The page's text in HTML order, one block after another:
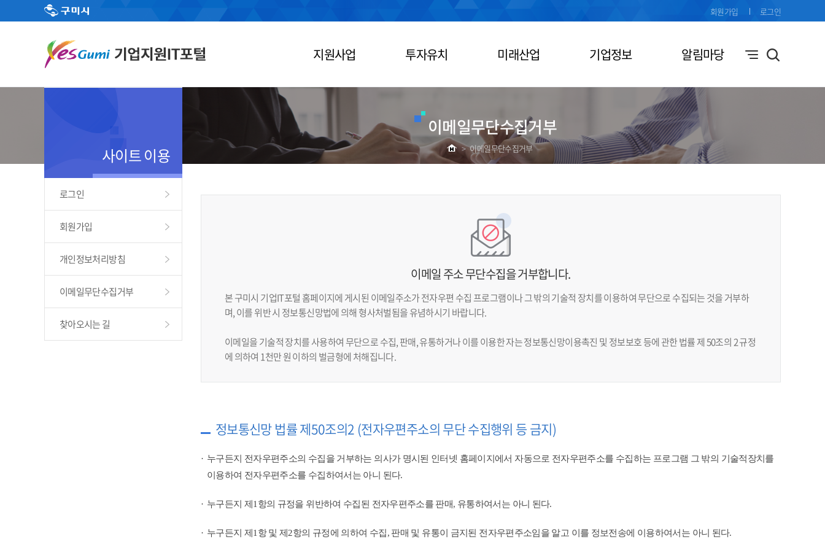
지원사업 투자유치 미래산업 기업정보 알림마당
회원가입 로그인
이메일무단수집거부
> 이메일무단수집거부
사이트 이용
로그인
회원가입
개인정보처리방침
이메일무단수집거부
찾아오시는 길
이메일 주소 무단수집을 거부합니다.
본 구미시 기업IT포털 홈페이지에 게시된 이메일주소가 전자우편 수집 프로그램이나 그 밖의 기술적 장치를 이용하여 무단으로 수집되는 것을 거부하
며, 이를 위반 시 정보통신망법에 의해 형사처벌됨을 유념하시기 바랍니다.
이메일을 기술적 장치를 사용하여 무단으로 수집, 판매, 유통하거나 이를 이용한 자는 정보통신망이용촉진 및 정보보호 등에 관한 법률 제 50조의 2 규정
에 의하여 1천만 원 이하의 벌금형에 처해집니다.
정보통신망 법률 제50조의2 (전자우편주소의 무단 수집행위 등 금지)
누구든지 전자우편주소의 수집을 거부하는 의사가 명시된 인터넷 홈페이지에서 자동으로 전자우편주소를 수집하는 프로그램 그 밖의 기술적장치를
이용하여 전자우편주소를 수집하여서는 아니 된다.
누구든지 제1항의 규정을 위반하여 수집된 전자우편주소를 판매, 유통하여서는 아니 된다.​
누구든지 제1항 및 제2항의 규정에 의하여 수집, 판매 및 유통이 금지된 전자우편주소임을 알고 이를 정보전송에 이용하여서는 아니 된다.